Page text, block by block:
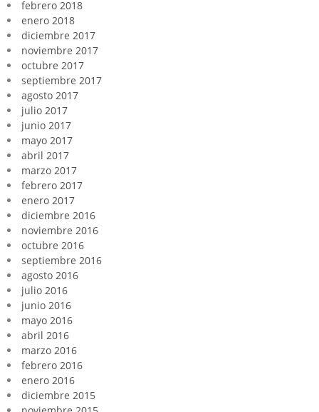
febrero 2018
enero 2018
diciembre 2017
noviembre 2017
octubre 2017
septiembre 2017
agosto 2017
julio 2017
junio 2017
mayo 2017
abril 2017
marzo 2017
febrero 2017
enero 2017
diciembre 2016
noviembre 2016
octubre 2016
septiembre 2016
agosto 2016
julio 2016
junio 2016
mayo 2016
abril 2016
marzo 2016
febrero 2016
enero 2016
diciembre 2015